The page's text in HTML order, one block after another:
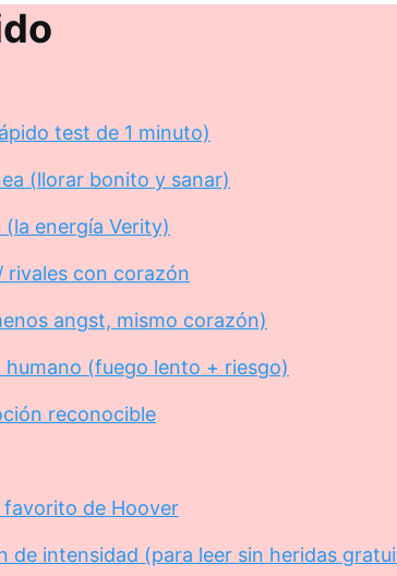
test de 1 minuto)
(llorar bonito y sanar)
energía Verity)
con corazón
angst, mismo corazón)
(fuego lento + riesgo)
reconocible
favorito de Hoover
intensidad (para leer sin heridas